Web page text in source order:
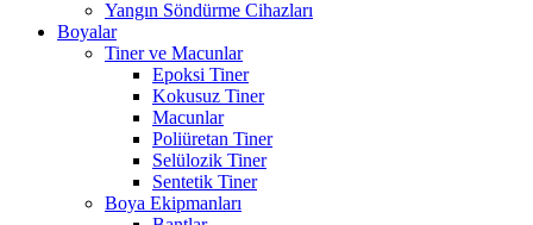
Yangın Söndürme Cihazları
Boyalar
Tiner ve Macunlar
Epoksi Tiner
Kokusuz Tiner
Macunlar
Poliüretan Tiner
Selülozik Tiner
Sentetik Tiner
Boya Ekipmanları